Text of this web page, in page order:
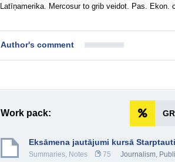
Latīņamerika. Mercosur to grib veidot. Pas.
Author's comment
Work pack:
Eksāmena jautājumi kursā
Summaries, Notes 75 Journalism,